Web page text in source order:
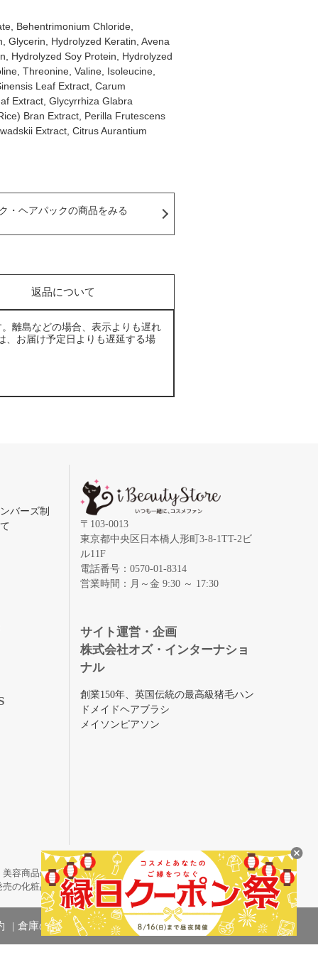
Behentrimonium Chloride,
Glycerin, Hydrolyzed Keratin, Avena
Hydrolyzed Soy Protein, Hydrolyzed
Threonine, Valine, Isoleucine,
Leaf Extract, Carum
Extract, Glycyrrhiza Glabra
Bran Extract, Perilla Frutescens
Extract, Citrus Aurantium
・ヘアパックの商品をみる
返品について
離島などの場合、表示よりも遅れ
、お届け予定日よりも遅延する場
バーズ制
〒103-0013
東京都中央区日本橋人形町3-8-1TT-2ビ
ル11F
電話番号：0570-01-8314
営業時間：月～金 9:30 ～ 17:30
サイト運営・企画
株式会社オズ・インターナショ
ナル
創業150年、英国伝統の最高級猪毛ハン
ドメイドヘアブラシ
メイソンピアソン
容商品の通販サイトです。
の化粧品も取り揃えています。
倉庫の管理体制